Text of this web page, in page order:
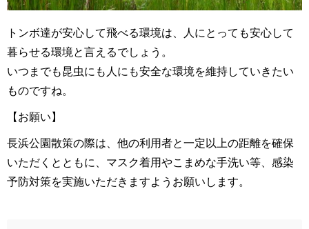
トンボ達が安心して飛べる環境は、人にとっても安心して
暮らせる環境と言えるでしょう。
いつまでも昆虫にも人にも安全な環境を維持していきたい
ものですね。
【お願い】
長浜公園散策の際は、他の利用者と一定以上の距離を確保
いただくとともに、マスク着用やこまめな手洗い等、感染
予防対策を実施いただきますようお願いします。